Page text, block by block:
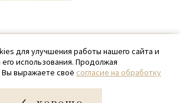
© 2020 - 2026 SamPack
+ 7 (918) 699-97-87
zakaz@sampack.store
для улучшения работы нашего сайта и
использования. Продолжая
Вы выражаете своё согласие на обработку